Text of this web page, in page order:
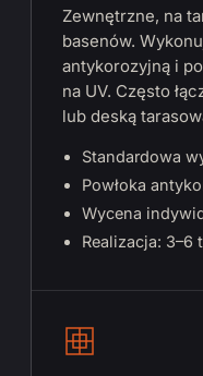
Zewnętrzne, na
basenów.
antykorozyjną i
na UV. Często
lub deską
Standardowa
Powłoka
Wycena
Realizacja: 3–6